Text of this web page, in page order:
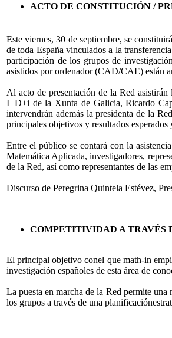
ACTO DE CONSTITUCIÓN /
Este viernes, 30 de septiembre, se
de toda España vinculados a la
participación de los grupos de
asistidos por ordenador (CAD/CAE) están
Al acto de presentación de la Red
I+D+i de la Xunta de Galicia, Ricardo
intervendrán además la presidenta de la
principales objetivos y resultados
Entre el público se contará con la
Matemática Aplicada, investigadores,
de la Red, así como representantes de las
Discurso de Peregrina Quintela Estévez,
COMPETITIVIDAD A TRAVÉS
El principal objetivo conel que math-in
investigación españoles de esta área de
La puesta en marcha de la Red permite
los grupos a través de una